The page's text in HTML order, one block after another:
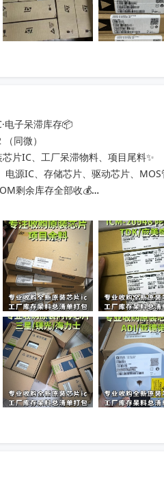
电子呆滞库存📦
同微）
片IC、工厂呆滞物料、项目尾料✨
电源IC、存储芯片、驱动芯片、
剩余库存全部收💰
库积压、过期呆滞物料均可处理
报价透明无套路，现款现结不压款
仓囤货统一打包回收，全程保密处理
空间，高效盘活闲置物料回笼资金
三角、深圳区域当日上门看货📱
物照片，免费快速精准估价
高于同行，一站式清库存省心省力
联系洽谈！
收起